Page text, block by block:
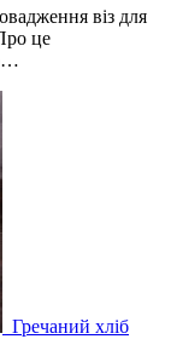
віз для
це
Гречаний хліб